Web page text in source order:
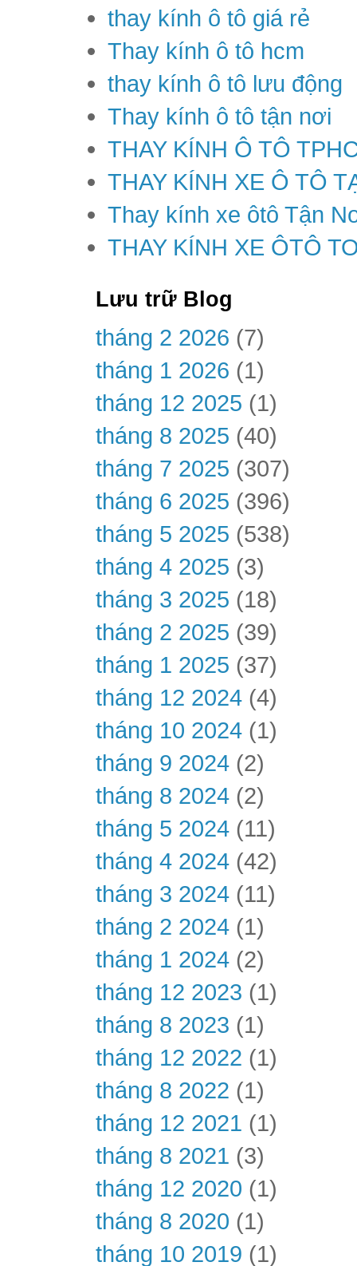
thay kính ô tô giá rẻ
Thay kính ô tô hcm
thay kính ô tô lưu động
Thay kính ô tô tận nơi
THAY KÍNH Ô TÔ
THAY KÍNH XE Ô TÔ
Thay kính xe ôtô Tận
THAY KÍNH XE ÔTÔ
Lưu trữ Blog
tháng 2 2026 (7)
tháng 1 2026 (1)
tháng 12 2025 (1)
tháng 8 2025 (40)
tháng 7 2025 (307)
tháng 6 2025 (396)
tháng 5 2025 (538)
tháng 4 2025 (3)
tháng 3 2025 (18)
tháng 2 2025 (39)
tháng 1 2025 (37)
tháng 12 2024 (4)
tháng 10 2024 (1)
tháng 9 2024 (2)
tháng 8 2024 (2)
tháng 5 2024 (11)
tháng 4 2024 (42)
tháng 3 2024 (11)
tháng 2 2024 (1)
tháng 1 2024 (2)
tháng 12 2023 (1)
tháng 8 2023 (1)
tháng 12 2022 (1)
tháng 8 2022 (1)
tháng 12 2021 (1)
tháng 8 2021 (3)
tháng 12 2020 (1)
tháng 8 2020 (1)
tháng 10 2019 (1)